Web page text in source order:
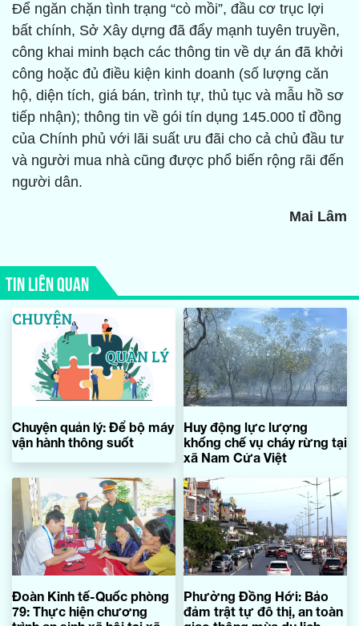
Để ngăn chặn tình trạng “cò mồi”, đầu cơ trục lợi
bất chính, Sở Xây dựng đã đẩy mạnh tuyên truyền,
công khai minh bạch các thông tin về dự án đã khởi
công hoặc đủ điều kiện kinh doanh (số lượng căn
hộ, diện tích, giá bán, trình tự, thủ tục và mẫu hồ sơ
tiếp nhận); thông tin về gói tín dụng 145.000 tỉ đồng
của Chính phủ với lãi suất ưu đãi cho cả chủ đầu tư
và người mua nhà cũng được phổ biến rộng rãi đến
người dân.
Mai Lâm
TIN LIÊN QUAN
Chuyện quản lý: Để bộ máy
vận hành thông suốt
Huy động lực lượng
khống chế vụ cháy rừng tại
xã Nam Cửa Việt
Đoàn Kinh tế-Quốc phòng
79: Thực hiện chương
Phường Đồng Hới: Bảo
đảm trật tự đô thị, an toàn